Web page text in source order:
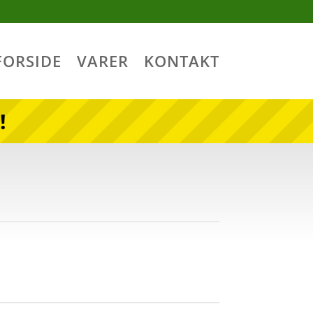
VARER KONTAKT